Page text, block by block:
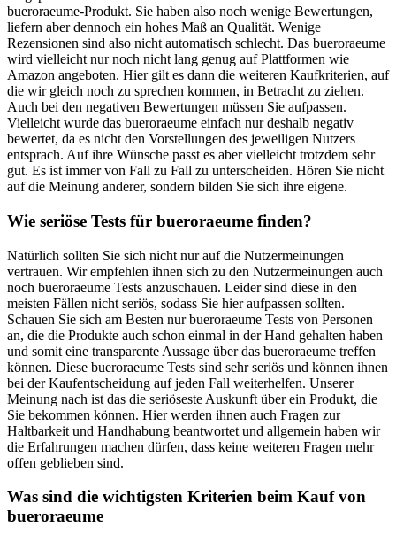
bueroraeume-Produkt. Sie haben also noch wenige Bewertungen,
liefern aber dennoch ein hohes Maß an Qualität. Wenige
Rezensionen sind also nicht automatisch schlecht. Das bueroraeume
wird vielleicht nur noch nicht lang genug auf Plattformen wie
Amazon angeboten. Hier gilt es dann die weiteren Kaufkriterien, auf
die wir gleich noch zu sprechen kommen, in Betracht zu ziehen.
Auch bei den negativen Bewertungen müssen Sie aufpassen.
Vielleicht wurde das bueroraeume einfach nur deshalb negativ
bewertet, da es nicht den Vorstellungen des jeweiligen Nutzers
entsprach. Auf ihre Wünsche passt es aber vielleicht trotzdem sehr
gut. Es ist immer von Fall zu Fall zu unterscheiden. Hören Sie nicht
auf die Meinung anderer, sondern bilden Sie sich ihre eigene.
Wie seriöse Tests für bueroraeume finden?
Natürlich sollten Sie sich nicht nur auf die Nutzermeinungen
vertrauen. Wir empfehlen ihnen sich zu den Nutzermeinungen auch
noch bueroraeume Tests anzuschauen. Leider sind diese in den
meisten Fällen nicht seriös, sodass Sie hier aufpassen sollten.
Schauen Sie sich am Besten nur bueroraeume Tests von Personen
an, die die Produkte auch schon einmal in der Hand gehalten haben
und somit eine transparente Aussage über das bueroraeume treffen
können. Diese bueroraeume Tests sind sehr seriös und können ihnen
bei der Kaufentscheidung auf jeden Fall weiterhelfen. Unserer
Meinung nach ist das die seriöseste Auskunft über ein Produkt, die
Sie bekommen können. Hier werden ihnen auch Fragen zur
Haltbarkeit und Handhabung beantwortet und allgemein haben wir
die Erfahrungen machen dürfen, dass keine weiteren Fragen mehr
offen geblieben sind.
Was sind die wichtigsten Kriterien beim Kauf von
bueroraeume